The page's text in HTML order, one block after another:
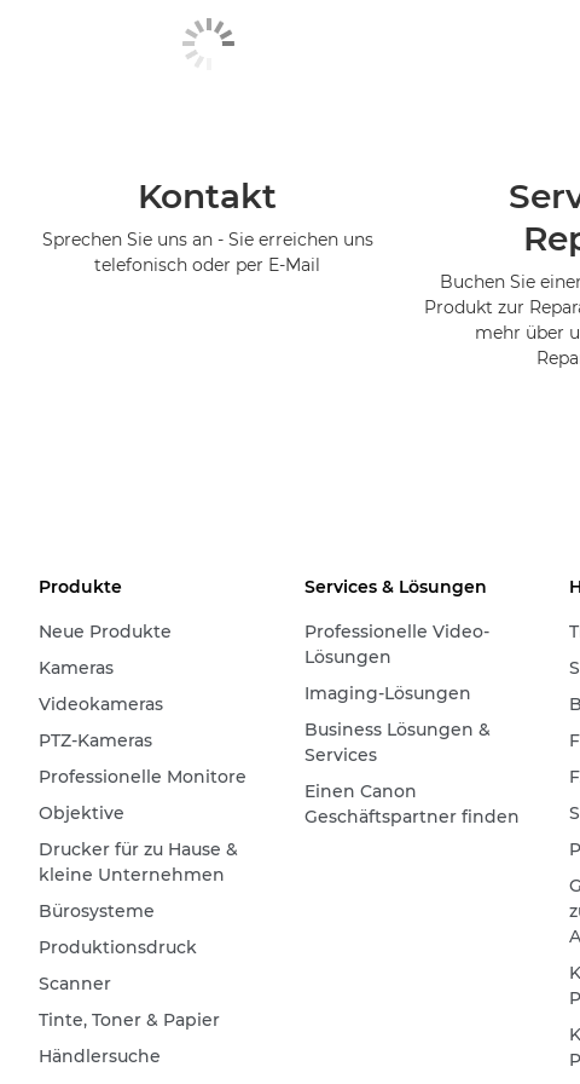
Kontakt
Sprechen Sie uns an - Sie erreichen uns
telefonisch oder per E-Mail
Buchen Sie
Produkt zur
mehr über
Produkte
Neue Produkte
Kameras
Videokameras
PTZ-Kameras
Professionelle Monitore
Objektive
Drucker für zu Hause &
kleine Unternehmen
Bürosysteme
Produktionsdruck
Scanner
Tinte, Toner & Papier
Händlersuche
Services & Lösungen
Professionelle Video-
Lösungen
Imaging-Lösungen
Business Lösungen &
Services
Einen Canon
Geschäftspartner finden